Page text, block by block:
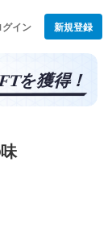
グイン 新規登録